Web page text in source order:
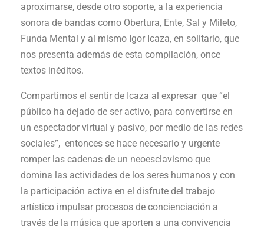
aproximarse, desde otro soporte, a la experiencia
sonora de bandas como Obertura, Ente, Sal y Mileto,
Funda Mental y al mismo Igor Icaza, en solitario, que
nos presenta además de esta compilación, once
textos inéditos.
Compartimos el sentir de Icaza al expresar que “el
público ha dejado de ser activo, para convertirse en
un espectador virtual y pasivo, por medio de las redes
sociales”, entonces se hace necesario y urgente
romper las cadenas de un neoesclavismo que
domina las actividades de los seres humanos y con
la participación activa en el disfrute del trabajo
artístico impulsar procesos de concienciación a
través de la música que aporten a una convivencia